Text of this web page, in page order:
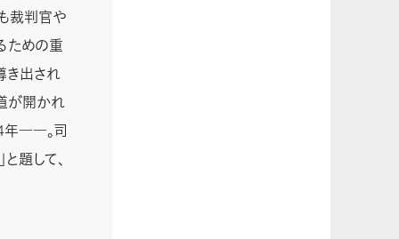
裁判官や
ための重
き出され
が開かれ
年――。司
題して、